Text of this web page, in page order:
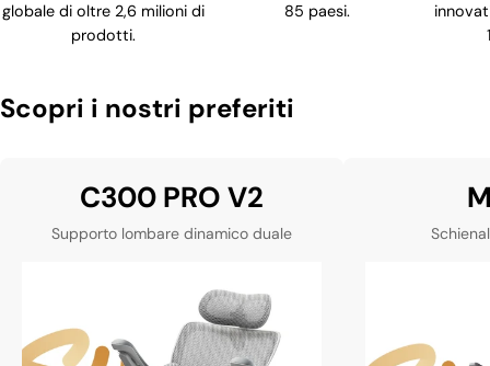
globale di oltre 2,6 milioni di
prodotti.
85 paesi.
Scopri i nostri preferiti
C300 PRO V2
Supporto lombare dinamico duale